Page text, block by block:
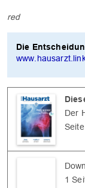
red
Die
Der
1